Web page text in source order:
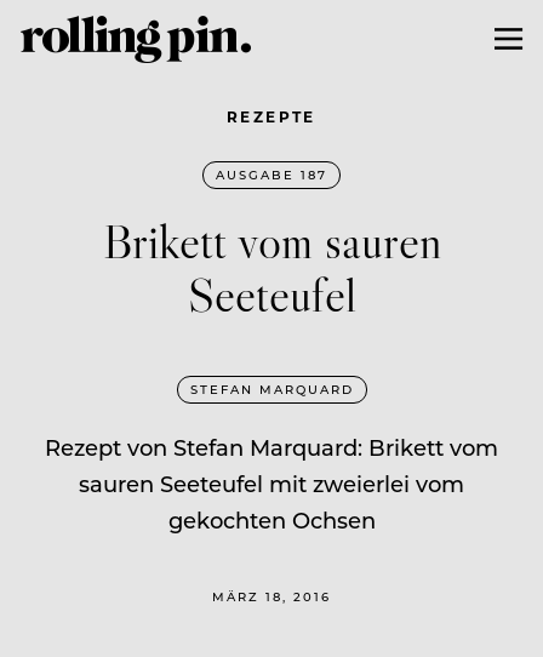
REZEPTE
AUSGABE 187
Brikett vom sauren
Seeteufel
STEFAN MARQUARD
Rezept von Stefan Marquard: Brikett vom
sauren Seeteufel mit zweierlei vom
gekochten Ochsen
MÄRZ 18, 2016